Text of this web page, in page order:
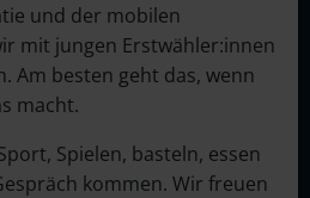
und der mobilen
mit jungen Erstwähler:innen
Am besten geht das, wenn
macht.
Spielen, basteln, essen
kommen. Wir freuen